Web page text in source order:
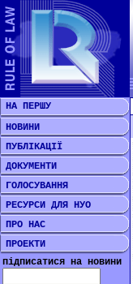
НА ПЕРШУ
НОВИНИ
ПУБЛІКАЦІЇ
ДОКУМЕНТИ
ГОЛОСУВАННЯ
РЕСУРСИ ДЛЯ НУО
ПРО НАС
ПРОЕКТИ
підписатися на новини